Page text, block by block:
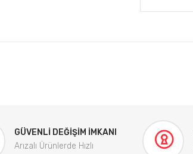
GÜVENLI DEĞIŞIM İMKANI
Arızalı Ürünlerde Hızlı